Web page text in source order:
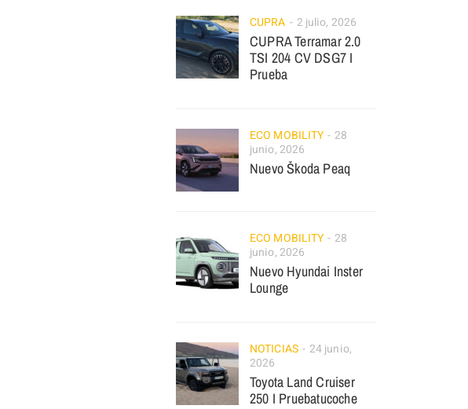
CUPRA 2 julio, 2026
CUPRA Terramar 2.0
TSI 204 CV DSG7 I
Prueba
ECO MOBILITY
28
junio, 2026
Nuevo Škoda Peaq
ECO MOBILITY
28
junio, 2026
Nuevo Hyundai Inster
Lounge
NOTICIAS
24 junio,
2026
Toyota Land Cruiser
250 I Pruebatucoche